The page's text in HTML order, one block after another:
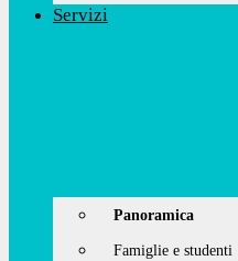
Servizi
Panoramica
Famiglie e studenti